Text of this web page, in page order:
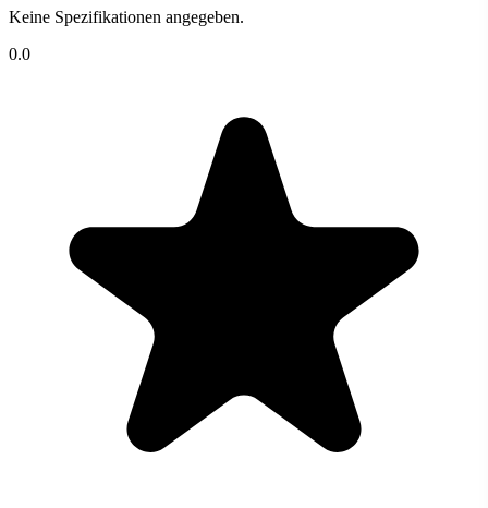
Keine Spezifikationen angegeben.
0.0